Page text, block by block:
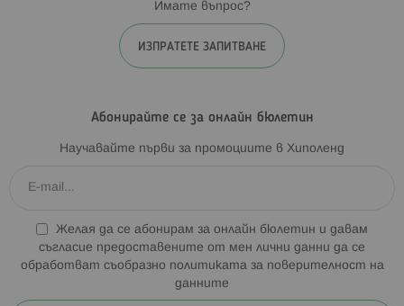
Имате въпрос?
ИЗПРАТЕТЕ ЗАПИТВАНЕ
Абонирайте се за онлайн бюлетин
Научавайте първи за промоциите в Хиполенд
Желая да се абонирам за онлайн бюлетин и давам
съгласие предоставените от мен лични данни да се
обработват съобразно политиката за поверителност на
данните